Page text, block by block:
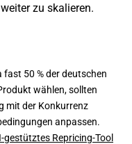
zu skalieren.
fast 50 % der deutschen
wählen, sollten
mit der Konkurrenz
anpassen.
gestütztes Repricing-Tool